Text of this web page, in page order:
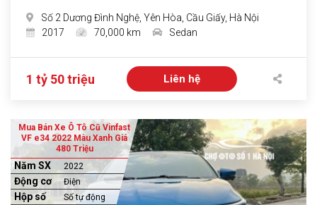
Số 2 Dương Đình Nghệ, Yên Hòa, Cầu Giấy, Hà Nội
2017
70,000 km Sedan
1 tỷ 50 triệu Liên hệ
Mua Bán Xe Ô Tô Cũ Vinfast
VF e34 2022 Màu Xanh Giá
480 Triệu
Năm SX 2022
Động cơ Điện
Hộp số Số tự động